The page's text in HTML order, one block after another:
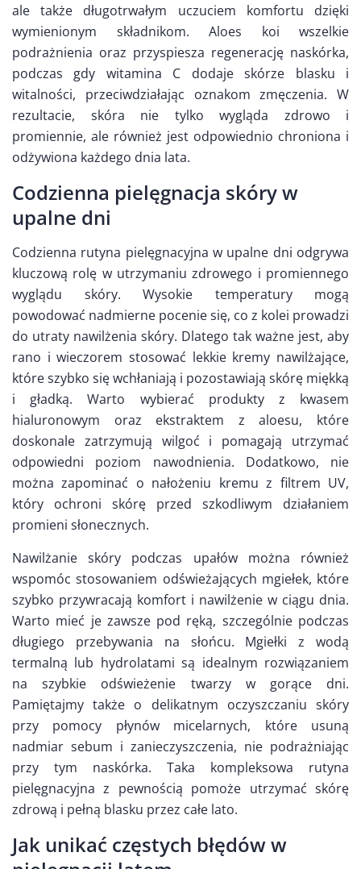
ale także długotrwałym uczuciem komfortu dzięki
wymienionym składnikom. Aloes koi wszelkie
podrażnienia oraz przyspiesza regenerację naskórka,
podczas gdy witamina C dodaje skórze blasku i
witalności, przeciwdziałając oznakom zmęczenia. W
rezultacie, skóra nie tylko wygląda zdrowo i
promiennie, ale również jest odpowiednio chroniona i
odżywiona każdego dnia lata.
Codzienna pielęgnacja skóry w
upalne dni
Codzienna rutyna pielęgnacyjna w upalne dni odgrywa
kluczową rolę w utrzymaniu zdrowego i promiennego
wyglądu skóry. Wysokie temperatury mogą
powodować nadmierne pocenie się, co z kolei prowadzi
do utraty nawilżenia skóry. Dlatego tak ważne jest, aby
rano i wieczorem stosować lekkie kremy nawilżające,
które szybko się wchłaniają i pozostawiają skórę miękką
i gładką. Warto wybierać produkty z kwasem
hialuronowym oraz ekstraktem z aloesu, które
doskonale zatrzymują wilgoć i pomagają utrzymać
odpowiedni poziom nawodnienia. Dodatkowo, nie
można zapominać o nałożeniu kremu z filtrem UV,
który ochroni skórę przed szkodliwym działaniem
promieni słonecznych.
Nawilżanie skóry podczas upałów można również
wspomóc stosowaniem odświeżających mgiełek, które
szybko przywracają komfort i nawilżenie w ciągu dnia.
Warto mieć je zawsze pod ręką, szczególnie podczas
długiego przebywania na słońcu. Mgiełki z wodą
termalną lub hydrolatami są idealnym rozwiązaniem
na szybkie odświeżenie twarzy w gorące dni.
Pamiętajmy także o delikatnym oczyszczaniu skóry
przy pomocy płynów micelarnych, które usuną
nadmiar sebum i zanieczyszczenia, nie podrażniając
przy tym naskórka. Taka kompleksowa rutyna
pielęgnacyjna z pewnością pomoże utrzymać skórę
zdrową i pełną blasku przez całe lato.
Jak unikać częstych błędów w